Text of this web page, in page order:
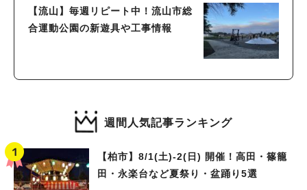
【流山】毎週リピート中！流山市総
合運動公園の新遊具や工事情報
週間人気記事ランキング
【柏市】8/1(土)‐2(日) 開催！高田・篠籠
田・永楽台など夏祭り・盆踊り5選